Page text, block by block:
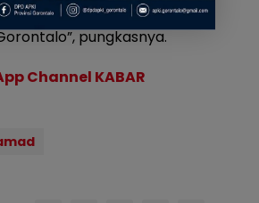
memberikan manfaat
pungkasnya.
Channel KABAR